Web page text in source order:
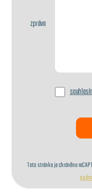
zpráva
Tato stránka je chráněna